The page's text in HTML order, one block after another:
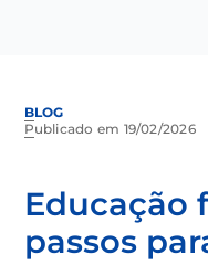
Publicado em 19/02/2026